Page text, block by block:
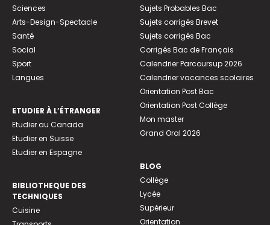
Sciences
Arts-Design-Spectacle
Santé
Social
Sport
Langues
ETUDIER À L’ÉTRANGER
Etudier au Canada
Etudier en Suisse
Etudier en Espagne
BIBLIOTHEQUE DES
TECHNIQUES
Cuisine
Sujets Probables Bac
Sujets corrigés Brevet
Sujets corrigés Bac
Corrigés Bac de Français
Calendrier Parcoursup 2026
Calendrier vacances scolaires
Orientation Post Bac
Orientation Post Collège
Mon master
Grand Oral 2026
BLOG
Collège
Lycée
Supérieur
Orientation